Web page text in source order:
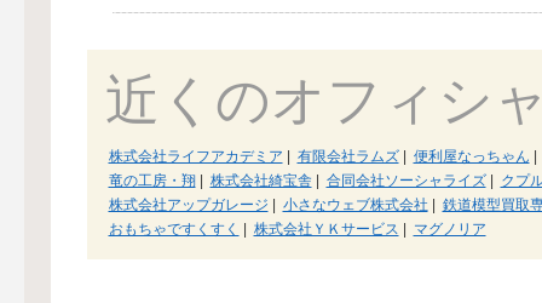
近くのオフィシ
株式会社ライフアカデミア | 有限会社ラムズ| 便利屋なっちゃん |
竜の工房・翔| 株式会社綺宝舎| 合同会社ソーシャライズ| クプ
株式会社アップガレージ | 小さなウェブ株式会社 | 鉄道模型買取
おもちゃですくすく | 株式会社ＹＫサービス | マグノリア